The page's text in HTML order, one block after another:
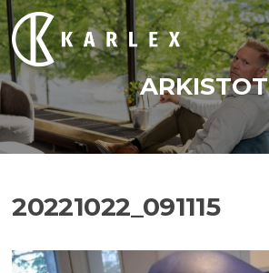
Siirry
suoraan
sisältöön
ARKISTOT
20221022_091115